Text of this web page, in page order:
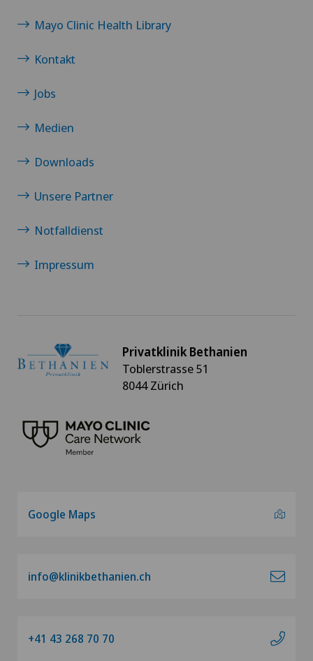
Handchirurgie
Hepatobiliärchirurgie (Leberchirurgie)
Hernien (Leistenbrüche)
Kalkschulter
Kniearthrose (Gonarthrose)
Kniechirurgie
Koloproktologie
Mayo Clinic Health Library
Kontakt
Jobs
Medien
Downloads
Unsere Partner
Notfalldienst
Impressum
Privatklinik Bethanien
Toblerstrasse 51
8044 Zürich
Google Maps
info@klinikbethanien.ch
+41 43 268 70 70